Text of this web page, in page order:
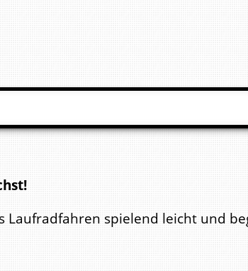
Laufradfahren spielend leicht und